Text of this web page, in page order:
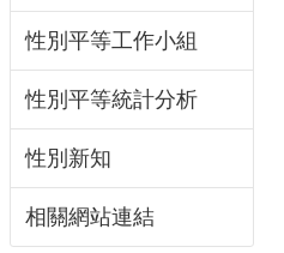
性別平等工作小組
性別平等統計分析
性別新知
相關網站連結